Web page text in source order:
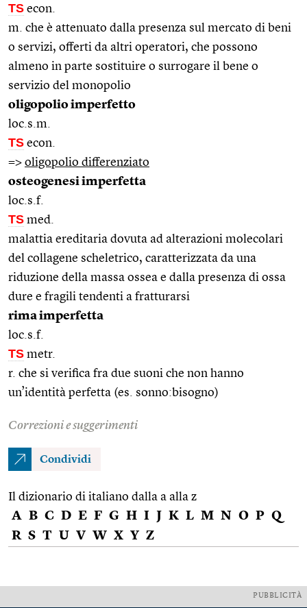
TS econ.
m. che è attenuato dalla presenza sul mercato di beni
o servizi, offerti da altri operatori, che possono
almeno in parte sostituire o surrogare il bene o
servizio del monopolio
oligopolio imperfetto
loc.s.m.
TS econ.
=> oligopolio differenziato
osteogenesi imperfetta
loc.s.f.
TS med.
malattia ereditaria dovuta ad alterazioni molecolari
del collagene scheletrico, caratterizzata da una
riduzione della massa ossea e dalla presenza di ossa
dure e fragili tendenti a fratturarsi
rima imperfetta
loc.s.f.
TS metr.
r. che si verifica fra due suoni che non hanno
un’identità perfetta (es. sonno:bisogno)
Correzioni e suggerimenti
Condividi
Il dizionario di italiano dalla a alla z
A B C D E F G H I J K L M N O P Q
R S T U V W X Y Z
PUBBLICITÀ